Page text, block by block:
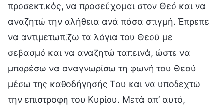
προσεκτικός, να προσεύχομαι στον Θεό και να
αναζητώ την αλήθεια ανά πάσα στιγμή. Έπρεπε
να αντιμετωπίζω τα λόγια του Θεού με
σεβασμό και να αναζητώ ταπεινά, ώστε να
μπορέσω να αναγνωρίσω τη φωνή του Θεού
μέσω της καθοδήγησής Του και να υποδεχτώ
την επιστροφή του Κυρίου. Μετά απ’ αυτό,